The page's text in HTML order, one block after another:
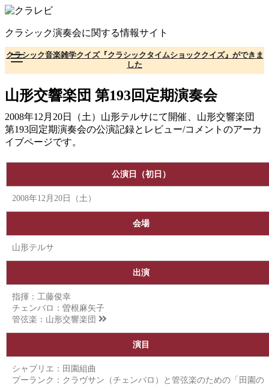
コ
テ
ン
ツ
へ
移
動
クラシック演奏会に関する情報サイト
クラシック音楽雑学クイズ『クラシックタイムショッククイズ』ができま
した
山形交響楽団 第193回定期演奏会
2008年12月20日（土）山形テルサにて開催、山形交響楽団
第193回定期演奏会の公演記録とレビュー/コメントのアーカ
イブページです。
公演日（初日）
2008年12月20日（土）
会場
山形テルサ
出演
指揮：工藤俊幸
チェンバロ：曽根麻矢子
管弦楽： 山形交響楽団
演目
シャブリエ：田園組曲
プーランク：クラヴサン（チェンバロ）と管弦楽のための「田園の